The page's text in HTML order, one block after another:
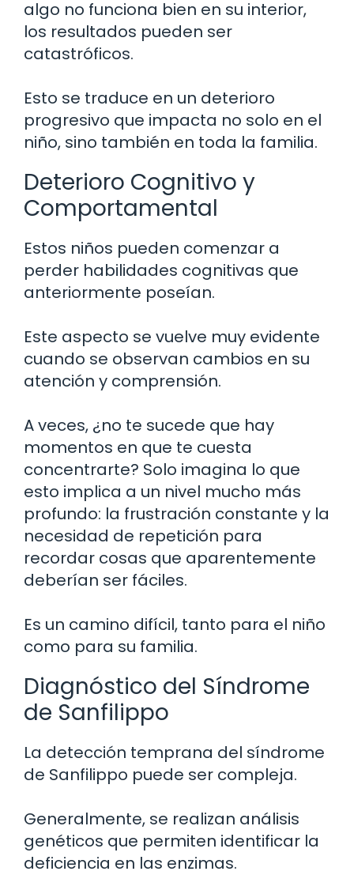
algo no funciona bien en su interior,
los resultados pueden ser
catastróficos.
Esto se traduce en un deterioro
progresivo que impacta no solo en el
niño, sino también en toda la familia.
Deterioro Cognitivo y
Comportamental
Estos niños pueden comenzar a
perder habilidades cognitivas que
anteriormente poseían.
Este aspecto se vuelve muy evidente
cuando se observan cambios en su
atención y comprensión.
A veces, ¿no te sucede que hay
momentos en que te cuesta
concentrarte? Solo imagina lo que
esto implica a un nivel mucho más
profundo: la frustración constante y la
necesidad de repetición para
recordar cosas que aparentemente
deberían ser fáciles.
Es un camino difícil, tanto para el niño
como para su familia.
Diagnóstico del Síndrome
de Sanfilippo
La detección temprana del síndrome
de Sanfilippo puede ser compleja.
Generalmente, se realizan análisis
genéticos que permiten identificar la
deficiencia en las enzimas.